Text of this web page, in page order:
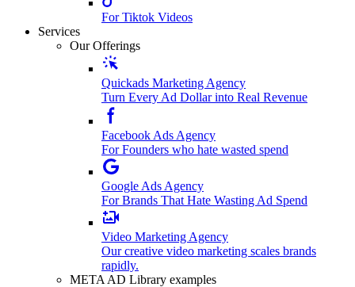
For Tiktok Videos
Services
Our Offerings
Quickads Marketing Agency
Turn Every Ad Dollar into Real Revenue
Facebook Ads Agency
For Founders who hate wasted spend
Google Ads Agency
For Brands That Hate Wasting Ad Spend
Video Marketing Agency
Our creative video marketing scales brands
rapidly.
META AD Library examples